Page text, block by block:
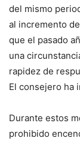
del mismo
al incremento
que el pasado
una
rapidez de
El consejero ha
Durante estos
prohibido